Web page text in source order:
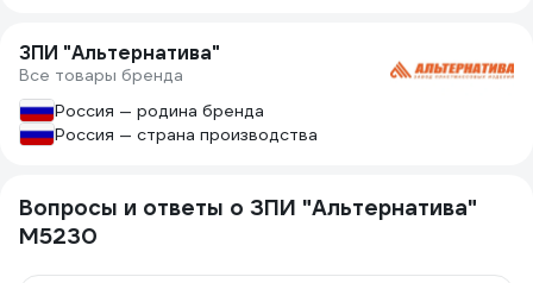
ЗПИ "Альтернатива"
Все товары бренда
Россия — родина бренда
Россия — страна производства
Вопросы и ответы о ЗПИ "Альтернатива"
М5230